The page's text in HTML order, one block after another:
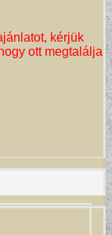
kérjük
ott megtalálja